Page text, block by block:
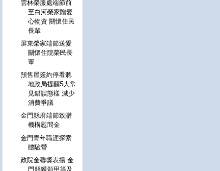
雲林榮服處端節前
至白河榮家贈愛
心物資 關懷住民
長輩
屏東榮家端節送愛
關懷住院榮民長
輩
預售屋簽約停看聽
地政局提醒5大常
見錯誤態樣 減少
消費爭議
金門縣府端節致贈
機構慰問金
金門青年職涯探索
體驗營
政院金馨獎表揚 金
門縣獲頒甲等及